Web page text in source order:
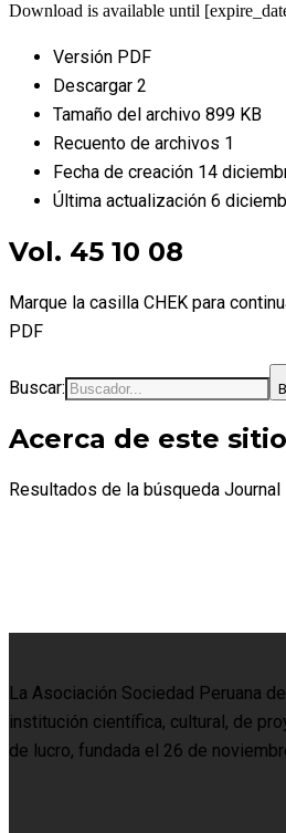
Download is available until
Versión PDF
Descargar 2
Tamaño del archivo 899 KB
Recuento de archivos 1
Fecha de creación 14
Última actualización 6
Vol. 45 10 08
Marque la casilla CHEK para
PDF
Buscar:
Acerca de este sitio
Resultados de la búsqueda Journal
La Asociación Sociedad Peruana
institución científica, cultural, de
de lucro, fundada el 26 de